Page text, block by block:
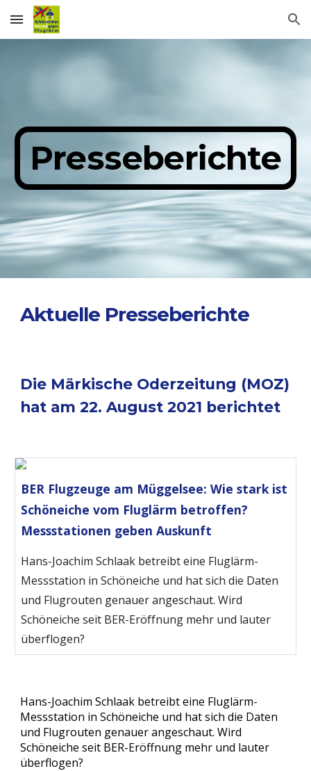
Skip to main content Skip to navigation
Presseberichte
Aktuelle Presseberichte
Die Märkische Oderzeitung (MOZ)
hat am 22. August 2021 berichtet
BER Flugzeuge am Müggelsee: Wie stark ist
Schöneiche vom Fluglärm betroffen?
Messstationen geben Auskunft
Hans-Joachim Schlaak betreibt eine Fluglärm-
Messstation in Schöneiche und hat sich die Daten
und Flugrouten genauer angeschaut. Wird
Schöneiche seit BER-Eröffnung mehr und lauter
überflogen?
Hans-Joachim Schlaak betreibt eine Fluglärm-
Messstation in Schöneiche und hat sich die Daten
und Flugrouten genauer angeschaut. Wird
Schöneiche seit BER-Eröffnung mehr und lauter
überflogen?